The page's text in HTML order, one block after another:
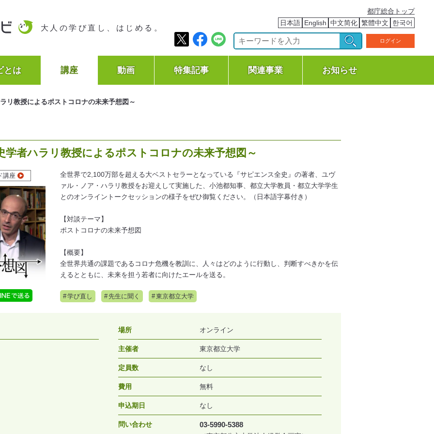
大人の学び直し、はじめる。
都庁総合トップ
日本語 English 中文简化 繁體中文 한국어
ログイン
とは 講座 動画 特集記事 関連事業 お知らせ
リ教授によるポストコロナの未来予想図～
学者ハラリ教授によるポストコロナの未来予想図～
講座
全世界で2,100万部を超える大ベストセラーとなっている『サピエンス全史』の著者、ユヴ
ァル・ノア・ハラリ教授をお迎えして実施した、小池都知事、都立大学教員・都立大学学生
とのオンライントークセッションの様子をぜひ御覧ください。（日本語字幕付き）
【対談テーマ】
ポストコロナの未来予想図
【概要】
全世界共通の課題であるコロナ危機を教訓に、人々はどのように行動し、判断すべきかを伝
えるとともに、未来を担う若者に向けたエールを送る。
学び直し 先生に聞く 東京都立大学
場所 オンライン
主催者 東京都立大学
定員数 なし
費用 無料
申込期日 なし
問い合わせ 03-5990-5388